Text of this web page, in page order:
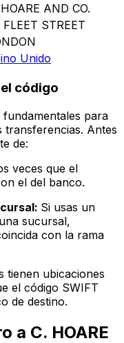
AND CO.
FLEET STREET
Unido
código
para
Antes
de:
veces que el
el del banco.
Si usas un
sucursal,
con la rama
tienen ubicaciones
el código SWIFT
de destino.
a C. HOARE